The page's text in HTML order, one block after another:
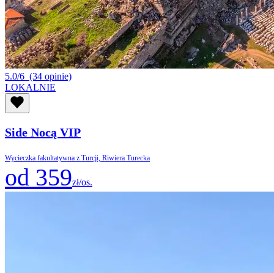
5.0/6 (34 opinie)
LOKALNIE
Side Nocą VIP
Wycieczka fakultatywna z Turcji, Riwiera Turecka
od 359zł/os.